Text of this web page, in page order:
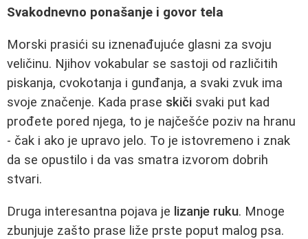
Svakodnevno ponašanje i govor tela
Morski prasići su iznenađujuće glasni za svoju
veličinu. Njihov vokabular se sastoji od različitih
piskanja, cvokotanja i gunđanja, a svaki zvuk ima
svoje značenje. Kada prase skiči svaki put kad
prođete pored njega, to je najčešće poziv na hranu
- čak i ako je upravo jelo. To je istovremeno i znak
da se opustilo i da vas smatra izvorom dobrih
stvari.
Druga interesantna pojava je lizanje ruku. Mnoge
zbunjuje zašto prase liže prste poput malog psa.